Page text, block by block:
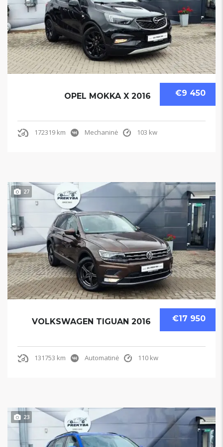
€9 450
OPEL MOKKA X 2016
172319 km Mechaninė 103 kw
27
€17 950
VOLKSWAGEN TIGUAN 2016
131753 km Automatinė 110 kw
23